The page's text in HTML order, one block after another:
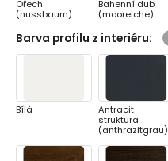
Ořech
(nussbaum)
Bahenní dub
(mooreiche)
Barva profilu z interiéru:
Bílá
Antracit
struktura
(anthrazitgrau)